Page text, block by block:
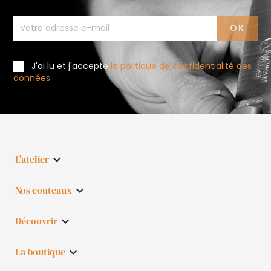
J'ai lu et j'acceptela politique de confidentialité des
données
L'atelier 
Nos couteaux 
Découvrir 
La boutique 